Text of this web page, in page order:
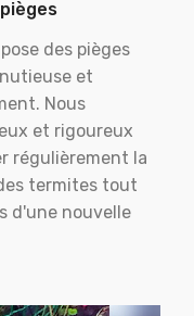
des pièges
et
Nous
et rigoureux
régulièrement la
termites tout
d'une nouvelle